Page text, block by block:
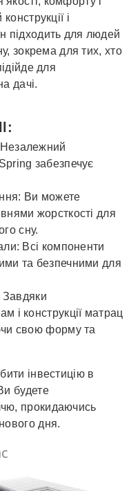
і
підходить для людей
зокрема для тих, хто
для
дачі.
забезпечує
Ви можете
жорсткості для
сну.
Всі компоненти
та безпечними для
Завдяки
і конструкції матрац
свою форму та
інвестицію в
будете
прокидаючись
дня.